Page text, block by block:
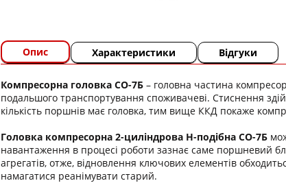
Опис Характеристики Відгуки
Компресорна головка СО-7Б – головна частина
подальшого транспортування споживачеві. Стиснення
кількість поршнів має головка, тим вище ККД покаже
Головка компресорна 2-циліндрова H-подібна СО-7Б
навантаження в процесі роботи зазнає саме поршневий
агрегатів, отже, відновлення ключових елементів
намагатися реанімувати старий.